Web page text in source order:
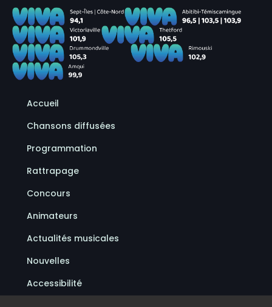
Accueil
Chansons diffusées
Programmation
Rattrapage
Concours
Animateurs
Actualités musicales
Nouvelles
Accessibilité